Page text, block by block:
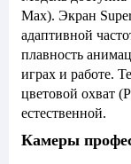
Max). Экран
адаптивной
плавность
играх и работе.
цветовой охват
естественной.
Камеры